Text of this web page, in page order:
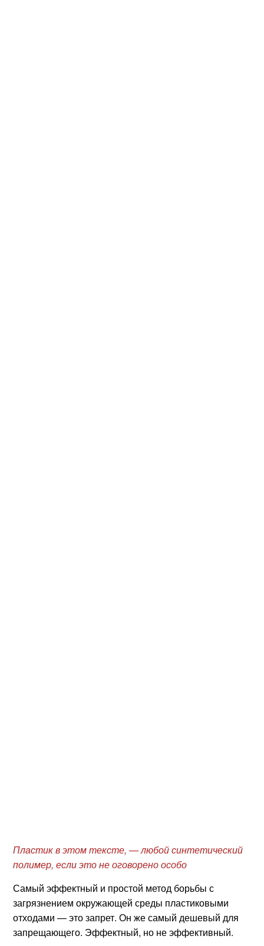
Пластик в этом тексте, — любой синтетический
полимер, если это не оговорено особо
Самый эффектный и простой метод борьбы с
загрязнением окружающей среды пластиковыми
отходами — это запрет. Он же самый дешевый для
запрещающего. Эффектный, но не эффективный.